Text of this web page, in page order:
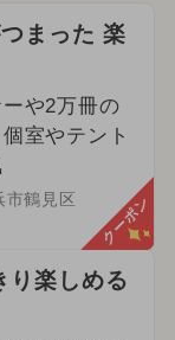
まった 楽
や2万冊の
室やテント
市鶴見区 クーポン
り楽しめる